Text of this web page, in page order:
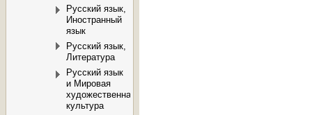
Русский язык,
Иностранный
язык
Русский язык,
Литература
Русский язык
и Мировая
художественная
культура